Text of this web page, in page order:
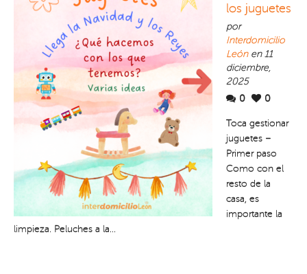
los juguetes
por
Interdomicilio
Leónen 11
diciembre,
2025
0
0
Toca gestionar
juguetes –
Primer paso
Como con el
resto de la
casa, es
importante la
limpieza. Peluches a la...